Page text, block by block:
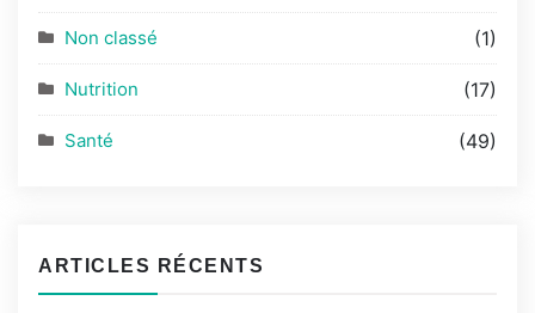
Non classé (1)
Nutrition (17)
Santé (49)
ARTICLES RÉCENTS